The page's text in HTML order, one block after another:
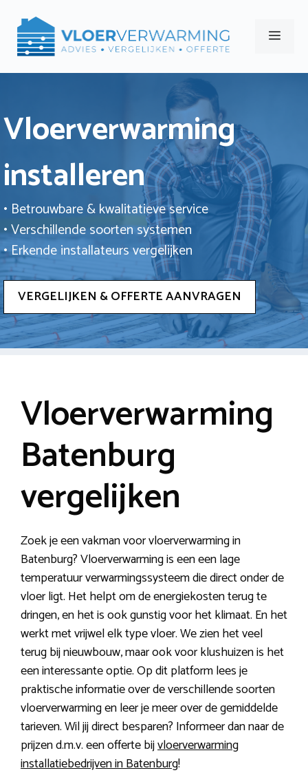
naar
Menu
Vloerverwarming
installeren
• Betrouwbare & kwalitatieve service
• Verschillende soorten systemen
• Erkende installateurs vergelijken
VERGELIJKEN & OFFERTE AANVRAGEN
Vloerverwarming
Batenburg
vergelijken
Zoek je een vakman voor vloerverwarming in
Batenburg? Vloerverwarming is een een lage
temperatuur verwarmingssysteem die direct onder de
vloer ligt. Het helpt om de energiekosten terug te
dringen, en het is ook gunstig voor het klimaat. En het
werkt met vrijwel elk type vloer. We zien het veel
terug bij nieuwbouw, maar ook voor klushuizen is het
een interessante optie. Op dit platform lees je
praktische informatie over de verschillende soorten
vloerverwarming en leer je meer over de gemiddelde
tarieven. Wil jij direct besparen? Informeer dan naar de
prijzen d.m.v. een offerte bijvloerverwarming
installatiebedrijven in Batenburg!